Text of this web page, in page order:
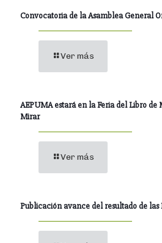
Convocatoria de la Asamblea General
Ver más
AEPUMA estará en la Feria del Libro de
Mirar
Ver más
Publicación avance del resultado de las